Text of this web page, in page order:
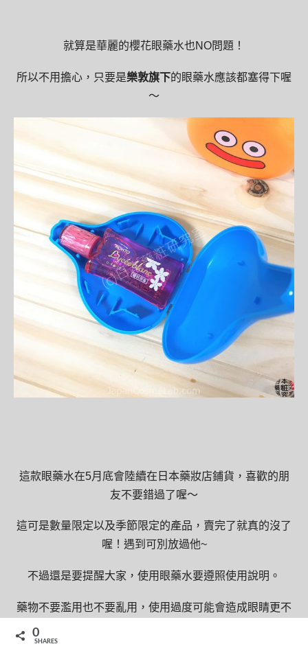
就算是華麗的櫻花眼藥水也NO問題！
所以不用擔心，只要是樂敦旗下的眼藥水應該都塞得下喔
～
這款眼藥水在5月底會陸續在日本藥妝店鋪貨，喜歡的朋
友不要錯過了喔～
這可是數量限定以及季節限定的產品，賣完了就真的沒了
喔！遇到可別放過他~
不過還是要提醒大家，使用眼藥水要遵照使用說明。
藥物不要濫用也不要亂用，使用過度可能會造成眼睛更不
舒服。使用後仍然沒有舒緩，甚至是惡化的情況下請務必
0
SHARES